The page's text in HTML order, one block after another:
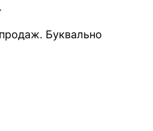
Буквально